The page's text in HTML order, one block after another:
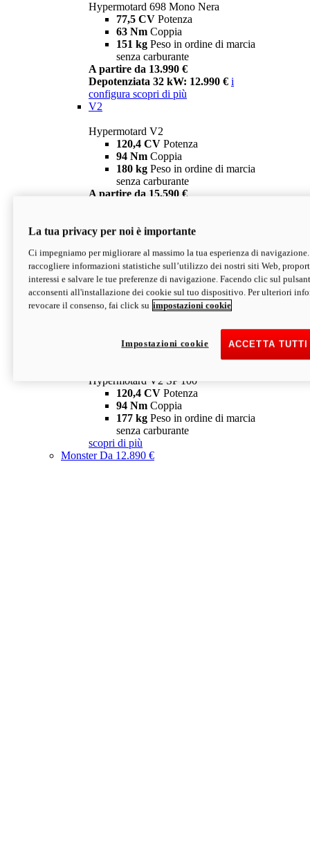
Hypermotard 698 Mono Nera
77,5 CV Potenza
63 Nm Coppia
151 kg Peso in ordine di marcia
senza carburante
A partire da 13.990 €
Depotenziata 32 kW: 12.990 € i
configura scopri di più
V2
Hypermotard V2
120,4 CV Potenza
94 Nm Coppia
180 kg Peso in ordine di marcia
senza carburante
A partire da 15.590 €
V2 SP
Hypermotard V2 SP
120,4 CVPotenza
94 NmCoppia
177 kgPeso in ordine di marcia
senza carburante
Depotenziata 35 kW: 18.890 € i
configura scopri di più
Hypermotard V2 SP 100
120,4 CV Potenza
94 Nm Coppia
177 kg Peso in ordine di marcia
senza carburante
scopri di più
MonsterDa 12.890 €
La tua privacy per noi è importante
Ci impegniamo per migliorare al massimo la tua esperienza di
raccogliere informazioni statistiche sull’utilizzo dei nostri siti Web,
interessi e salvare le tue preferenze di navigazione. Facendo clic sul
acconsenti all'installazione dei cookie sul tuo dispositivo. Per ulteriori
revocare il consenso, fai click su impostazioni cookie
ACCETTA
Impostazioni cookie